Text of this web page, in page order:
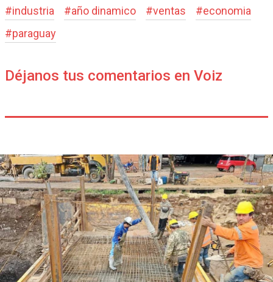
#industria #año dinamico #ventas #economia
#paraguay
Déjanos tus comentarios en Voiz